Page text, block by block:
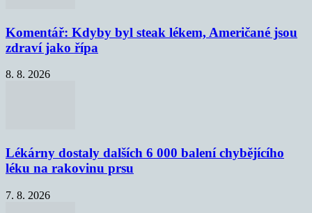
Komentář: Kdyby byl steak lékem, Američané jsou
zdraví jako řípa
8. 8. 2026
Lékárny dostaly dalších 6 000 balení chybějícího
léku na rakovinu prsu
7. 8. 2026